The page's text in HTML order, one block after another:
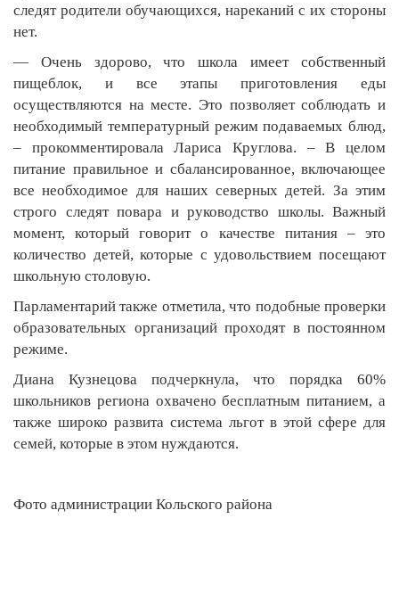
следят родители обучающихся, нареканий с их стороны
нет.
— Очень здорово, что школа имеет собственный
пищеблок, и все этапы приготовления еды
осуществляются на месте. Это позволяет соблюдать и
необходимый температурный режим подаваемых блюд,
– прокомментировала Лариса Круглова. – В целом
питание правильное и сбалансированное, включающее
все необходимое для наших северных детей. За этим
строго следят повара и руководство школы. Важный
момент, который говорит о качестве питания – это
количество детей, которые с удовольствием посещают
школьную столовую.
Парламентарий также отметила, что подобные проверки
образовательных организаций проходят в постоянном
режиме.
Диана Кузнецова подчеркнула, что порядка 60%
школьников региона охвачено бесплатным питанием, а
также широко развита система льгот в этой сфере для
семей, которые в этом нуждаются.
Фото администрации Кольского района